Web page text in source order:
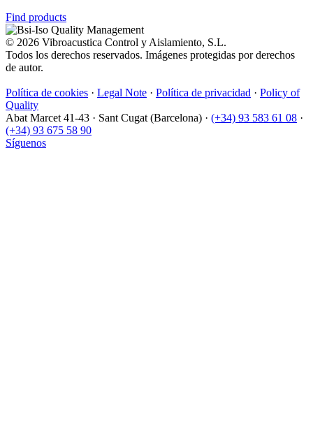
Find products
© 2026 Vibroacustica Control y Aislamiento, S.L.
Todos los derechos reservados. Imágenes protegidas por derechos
de autor.
Política de cookies · Legal Note · Política de privacidad · Policy of
Quality
Abat Marcet 41-43 · Sant Cugat (Barcelona) · (+34) 93 583 61 08 ·
(+34) 93 675 58 90
Síguenos